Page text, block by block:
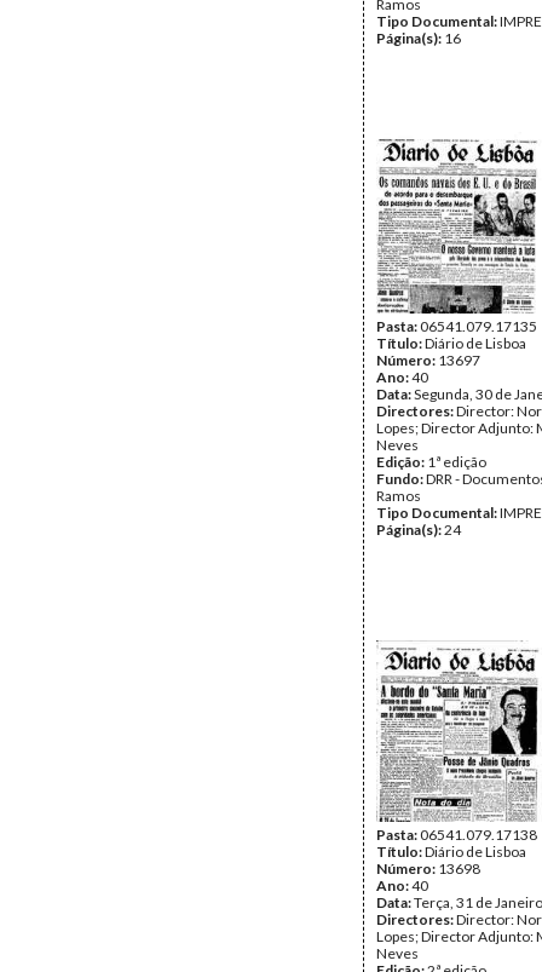
Ramos
Tipo Documental:
Página(s): 16
Pasta:06541.079.17135
Título:Diário de Lisboa
Número: 13697
Ano:40
Data:Segunda, 30 de
Directores:Director:
Lopes; Director Adjunto:
Neves
Edição: 1ª edição
Fundo:DRR -
Ramos
Tipo Documental:
Página(s):24
Pasta:06541.079.17138
Título:Diário de Lisboa
Número: 13698
Ano:40
Data:Terça, 31 de
Directores:Director:
Lopes; Director Adjunto:
Neves